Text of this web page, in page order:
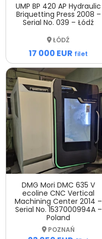
UMP BP 420 AP Hydraulic
Briquetting Press 2008 –
Serial No. 039 – Łódź
ŁÓDŹ
17 000 EUR filet
DMG Mori DMC 635 V
ecoline CNC Vertical
Machining Center 2014 –
Serial No. 1537000994A –
Poland
POZNAŃ